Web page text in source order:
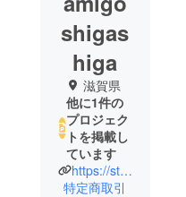
shigas
higa
滋賀県
他に1件の
プロジェク
トを掲載し
ています
https://store.shiga-shiga.jp/
特定商取引